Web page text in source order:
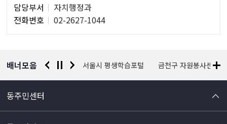
당
자
담당부서
자치행정과
전화번호
02-2627-1044
배너모음
찰청 유실물 통합포털 서울시 평생학습포털 금천구 자원봉사센터
동주민센터